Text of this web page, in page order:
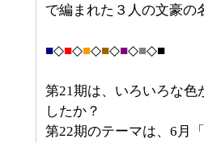
で編まれた３人の文豪の
■◇■◇■◇■◇■◇■◇■
第21期は、いろいろな
したか？
第22期のテーマは、6月